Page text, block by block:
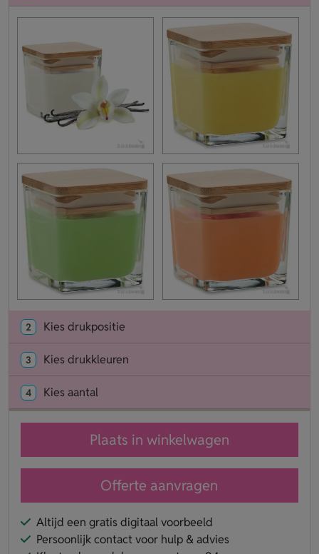
2 Kies drukpositie
3 Kies drukkleuren
4 Kies aantal
Plaats in winkelwagen
Offerte aanvragen
Altijd een gratis digitaal voorbeeld
Persoonlijk contact voor hulp & advies